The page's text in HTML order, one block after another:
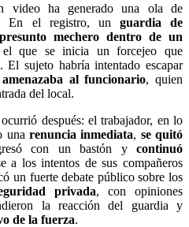
video ha generado una ola de
En el registro, un guardia de
mechero dentro de un
que se inicia un forcejeo que
El sujeto habría intentado escapar
amenazaba al funcionario, quien
del local.
después: el trabajador, en lo
una renuncia inmediata, se quitó
con un bastón y continuó
a los intentos de sus compañeros
un fuerte debate público sobre los
privada, con opiniones
la reacción del guardia y
de la fuerza.